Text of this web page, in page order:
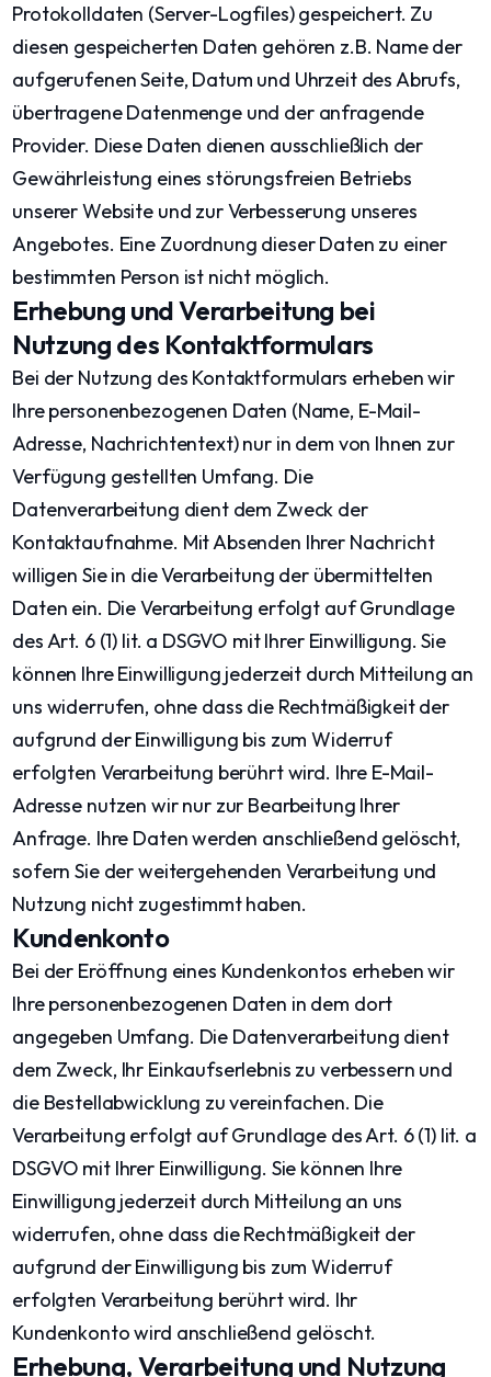
Protokolldaten (Server-Logfiles) gespeichert. Zu
diesen gespeicherten Daten gehören z.B. Name der
aufgerufenen Seite, Datum und Uhrzeit des Abrufs,
übertragene Datenmenge und der anfragende
Provider. Diese Daten dienen ausschließlich der
Gewährleistung eines störungsfreien Betriebs
unserer Website und zur Verbesserung unseres
Angebotes. Eine Zuordnung dieser Daten zu einer
bestimmten Person ist nicht möglich.
Erhebung und Verarbeitung bei
Nutzung des Kontaktformulars
Bei der Nutzung des Kontaktformulars erheben wir
Ihre personenbezogenen Daten (Name, E-Mail-
Adresse, Nachrichtentext) nur in dem von Ihnen zur
Verfügung gestellten Umfang. Die
Datenverarbeitung dient dem Zweck der
Kontaktaufnahme. Mit Absenden Ihrer Nachricht
willigen Sie in die Verarbeitung der übermittelten
Daten ein. Die Verarbeitung erfolgt auf Grundlage
des Art. 6 (1) lit. a DSGVO mit Ihrer Einwilligung. Sie
können Ihre Einwilligung jederzeit durch Mitteilung an
uns widerrufen, ohne dass die Rechtmäßigkeit der
aufgrund der Einwilligung bis zum Widerruf
erfolgten Verarbeitung berührt wird. Ihre E-Mail-
Adresse nutzen wir nur zur Bearbeitung Ihrer
Anfrage. Ihre Daten werden anschließend gelöscht,
sofern Sie der weitergehenden Verarbeitung und
Nutzung nicht zugestimmt haben.
Kundenkonto
Bei der Eröffnung eines Kundenkontos erheben wir
Ihre personenbezogenen Daten in dem dort
angegeben Umfang. Die Datenverarbeitung dient
dem Zweck, Ihr Einkaufserlebnis zu verbessern und
die Bestellabwicklung zu vereinfachen. Die
Verarbeitung erfolgt auf Grundlage des Art. 6 (1) lit. a
DSGVO mit Ihrer Einwilligung. Sie können Ihre
Einwilligung jederzeit durch Mitteilung an uns
widerrufen, ohne dass die Rechtmäßigkeit der
aufgrund der Einwilligung bis zum Widerruf
erfolgten Verarbeitung berührt wird. Ihr
Kundenkonto wird anschließend gelöscht.
Erhebung, Verarbeitung und Nutzung